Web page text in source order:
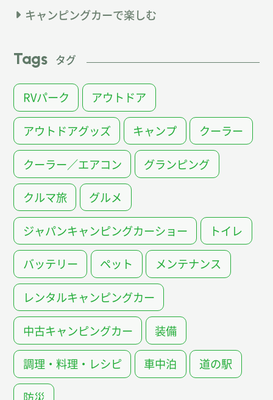
キャンピングカーで楽しむ
Tags タグ
RVパーク アウトドア
アウトドアグッズ キャンプ クーラー
クーラー／エアコン グランピング
クルマ旅 グルメ
ジャパンキャンピングカーショー トイレ
バッテリー ペット メンテナンス
レンタルキャンピングカー
中古キャンピングカー 装備
調理・料理・レシピ 車中泊 道の駅